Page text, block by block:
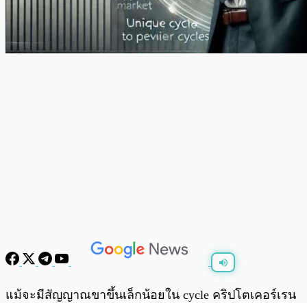
พร้อมเล่น 0:00 0:00
แม้จะมีสัญญาณขาขึ้นเล็กน้อยใน cycle คริปโตเคอร์เรน